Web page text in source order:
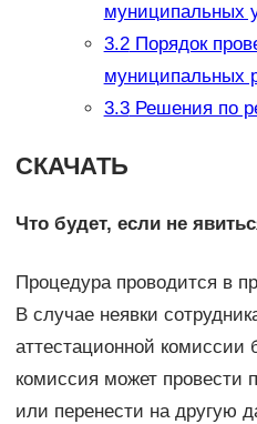
муниципальных
3.2Порядок
муниципальных
3.3Решения по
СКАЧАТЬ
Что будет, если не
Процедура проводится в
В случае неявки
аттестационной комиссии
комиссия может провести
или перенести на другую